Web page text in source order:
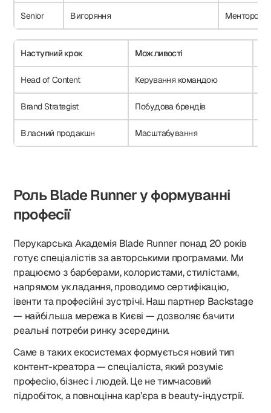
Senior Вигоряння
Наступний крок Можливості
Head of Content Керування командою
Brand Strategist Побудова брендів
Власний продакшн Масштабування
Роль Blade Runner у формуванні
професії
Перукарська Академія Blade Runner понад 20 років
готує спеціалістів за авторськими програмами. Ми
працюємо з барберами, колористами, стилістами,
напрямом укладання, проводимо сертифікацію,
івенти та професійні зустрічі. Наш партнер Backstage
— найбільша мережа в Києві — дозволяє бачити
реальні потреби ринку зсередини.
Саме в таких екосистемах формується новий тип
контент-креатора — спеціаліста, який розуміє
професію, бізнес і людей. Це не тимчасовий
підробіток, а повноцінна кар’єра в beauty-індустрії.